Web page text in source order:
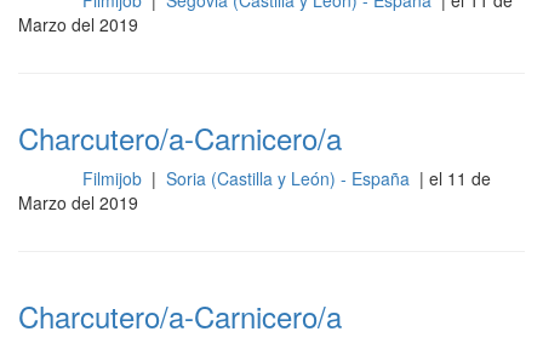
Marzo del 2019
Charcutero/a-Carnicero/a
Filmijob | Soria (Castilla y León) - España | el 11 de
Marzo del 2019
Charcutero/a-Carnicero/a